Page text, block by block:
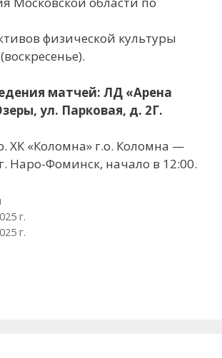
физической культуры
матчей: ЛД «Арена
ул. Парковая, д. 2Г.
ХК «Коломна» г.о. Коломна —
Наро-Фоминск, начало в 12:00.
г.
г.